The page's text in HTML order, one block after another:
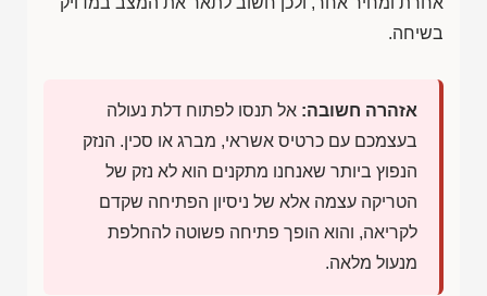
בשיחה.
אזהרה חשובה: אל תנסו לפתוח דלת נעולה
בעצמכם עם כרטיס אשראי, מברג או סכין. הנזק
הנפוץ ביותר שאנחנו מתקנים הוא לא נזק של
הטריקה עצמה אלא של ניסיון הפתיחה שקדם
לקריאה, והוא הופך פתיחה פשוטה להחלפת
מנעול מלאה.